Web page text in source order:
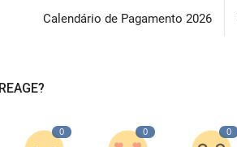
Calendário de Pagamento 2026
0 0 0